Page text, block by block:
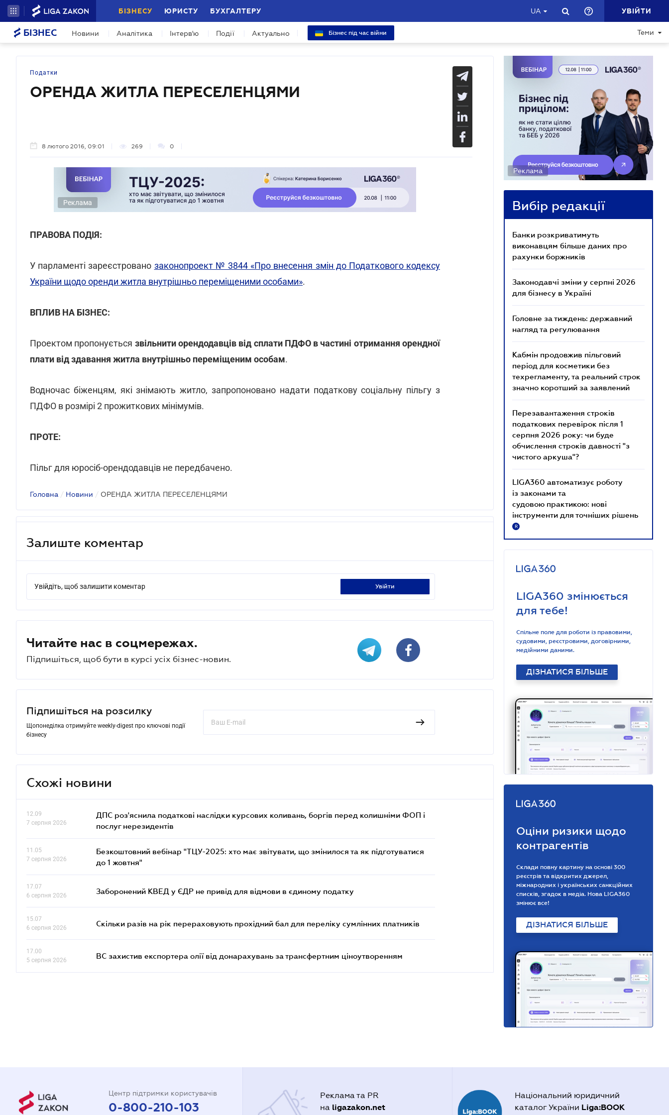
БІЗНЕСУ ЮРИСТУ БУХГАЛТЕРУ UA УВІЙТИ
БІЗНЕС Новини Аналітика Інтерв'ю Події Актуально Бізнес під час війни Теми
Податки
ОРЕНДА ЖИТЛА ПЕРЕСЕЛЕНЦЯМИ
8 лютого 2016, 09:01 269 0
Реклама
ПРАВОВА ПОДІЯ:
У парламенті зареєстровано законопроект № 3844 «Про внесення змін до Податкового кодексу
України щодо оренди житла внутрішньо переміщеними особами».
ВПЛИВ НА БІЗНЕС:
Проектом пропонується звільнити орендодавців від сплати ПДФО в частині отримання орендної
плати від здавання житла внутрішньо переміщеним особам.
Водночас біженцям, які знімають житло, запропоновано надати податкову соціальну пільгу з
ПДФО в розмірі 2 прожиткових мінімумів.
ПРОТЕ:
Пільг для юросіб-орендодавців не передбачено.
Головна / Новини / ОРЕНДА ЖИТЛА ПЕРЕСЕЛЕНЦЯМИ
Залиште коментар
Увійдіть, щоб залишити коментар увійти
Читайте нас в соцмережах.
Підпишіться, щоб бути в курсі усіх бізнес-новин.
Підпишіться на розсилку
Щопонеділка отримуйте weekly-digest про ключові події
бізнесу
Схожі новини
12.09
7 серпня 2026
ДПС роз'яснила податкові наслідки курсових коливань, боргів перед колишніми ФОП і
послуг нерезидентів
11.05
7 серпня 2026
Безкоштовний вебінар "ТЦУ-2025: хто має звітувати, що змінилося та як підготуватися
до 1 жовтня"
17.07
6 серпня 2026
Заборонений КВЕД у ЄДР не привід для відмови в єдиному податку
15.07
6 серпня 2026
Скільки разів на рік перераховують прохідний бал для переліку сумлінних платників
17.00
5 серпня 2026
ВС захистив експортера олії від донарахувань за трансфертним ціноутворенням
Реклама
Вибір редакції
Банки розкриватимуть
виконавцям більше даних про
рахунки боржників
Законодавчі зміни у серпні 2026
для бізнесу в Україні
Головне за тиждень: державний
нагляд та регулювання
Кабмін продовжив пільговий
період для косметики без
техрегламенту, та реальний строк
значно коротший за заявлений
Перезавантаження строків
податкових перевірок після 1
серпня 2026 року: чи буде
обчислення строків давності "з
чистого аркуша"?
LIGA360 автоматизує роботу
із законами та
судовою практикою: нові
інструменти для точніших рішень
R
LIGA360 змінюється
для тебе!
Спільне поле для роботи із правовими,
судовими, реєстровими, договірними,
медійними даними.
ДІЗНАТИСЯ БІЛЬШЕ
Оціни ризики щодо
контрагентів
Склади повну картину на основі 300
реєстрів та відкритих джерел,
міжнародних і українських санкційних
списків, згадок в медіа. Нова LIGA360
змінює все!
ДІЗНАТИСЯ БІЛЬШЕ
Центр підтримки користувачів
0-800-210-103
Реклама та PR
на ligazakon.net
Національний юридичний
каталог України Liga:BOOK